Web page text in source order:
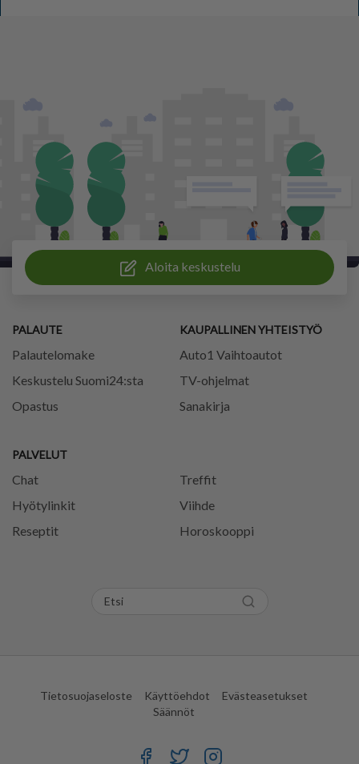
Aloita keskustelu
PALAUTE
Palautelomake
Keskustelu Suomi24:sta
Opastus
PALVELUT
Chat
Treffit
Hyötylinkit
Viihde
Reseptit
Horoskooppi
KAUPALLINEN YHTEISTYÖ
Auto1 Vaihtoautot
TV-ohjelmat
Sanakirja
Tietosuojaseloste Käyttöehdot
Evästeasetukset
Säännöt